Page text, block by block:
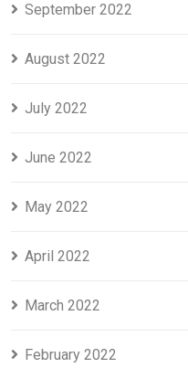
September 2022
August 2022
July 2022
June 2022
May 2022
April 2022
March 2022
February 2022